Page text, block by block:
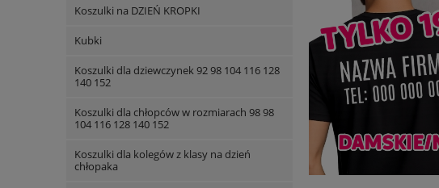
Koszulki na DZIEŃ KROPKI
Kubki
Koszulki dla dziewczynek 92 98 104 116 128
140 152
Koszulki dla chłopców w rozmiarach 98 98
104 116 128 140 152
Koszulki dla kolegów z klasy na dzień
chłopaka